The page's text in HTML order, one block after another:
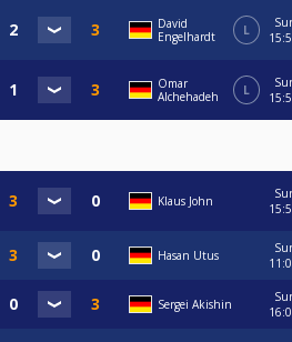
David
Engelhardt
L
Omar
Alchehadeh
L
Klaus John
Hasan Utus
Sergei Akishin